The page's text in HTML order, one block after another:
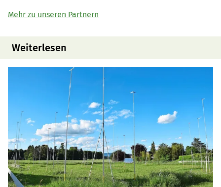
Mehr zu unseren Partnern
Weiterlesen